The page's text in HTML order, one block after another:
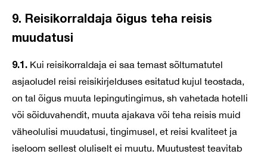
9. Reisikorraldaja õigus teha reisis
muudatusi
9.1. Kui reisikorraldaja ei saa temast sõltumatutel
asjaoludel reisi reisikirjelduses esitatud kujul teostada,
on tal õigus muuta lepingutingimus, sh vahetada hotelli
või sõiduvahendit, muuta ajakava või teha reisis muid
väheolulisi muudatusi, tingimusel, et reisi kvaliteet ja
iseloom sellest oluliselt ei muutu. Muutustest teavitab